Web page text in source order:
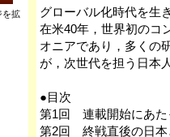
を拡
グローバル化時代を生
在米40年，世界初のコ
オニアであり，多くの
が，次世代を担う日本
●目次
第1回 連載開始にあ
第2回 終戦直後の日本